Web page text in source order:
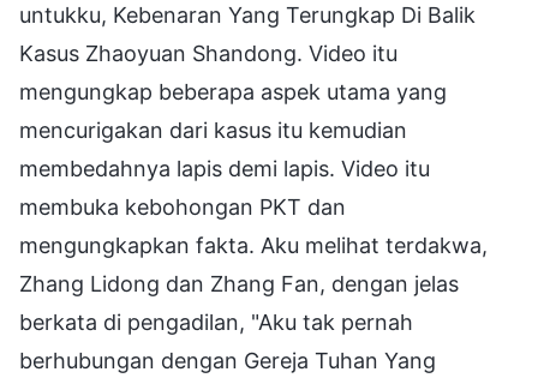
untukku, Kebenaran Yang Terungkap Di Balik
Kasus Zhaoyuan Shandong. Video itu
mengungkap beberapa aspek utama yang
mencurigakan dari kasus itu kemudian
membedahnya lapis demi lapis. Video itu
membuka kebohongan PKT dan
mengungkapkan fakta. Aku melihat terdakwa,
Zhang Lidong dan Zhang Fan, dengan jelas
berkata di pengadilan, "Aku tak pernah
berhubungan dengan Gereja Tuhan Yang